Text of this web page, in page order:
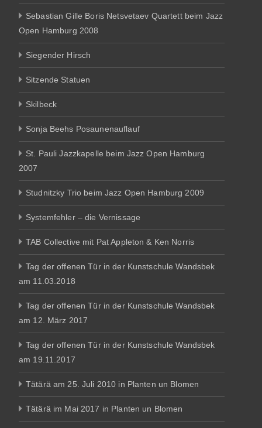
Sebastian Gille Boris Netsvetaev Quartett beim Jazz
Open Hamburg 2008
Siegender Hirsch
Sitzende Statuen
Skilbeck
Sonja Beehs Posaunenauflauf
St. Pauli Jazzkapelle beim Jazz Open Hamburg
2007
Studnitzky Trio beim Jazz Open Hamburg 2009
Systemfehler – die Vernissage
TAB Collective mit Pat Appleton & Ken Norris
Tag der offenen Tür in der Kunstschule Wandsbek
am 11.03.2018
Tag der offenen Tür in der Kunstschule Wandsbek
am 12. März 2017
Tag der offenen Tür in der Kunstschule Wandsbek
am 19.11.2017
Tätärä am 25. Juli 2010 in Planten un Blomen
Tätärä im Mai 2017 in Planten un Blomen